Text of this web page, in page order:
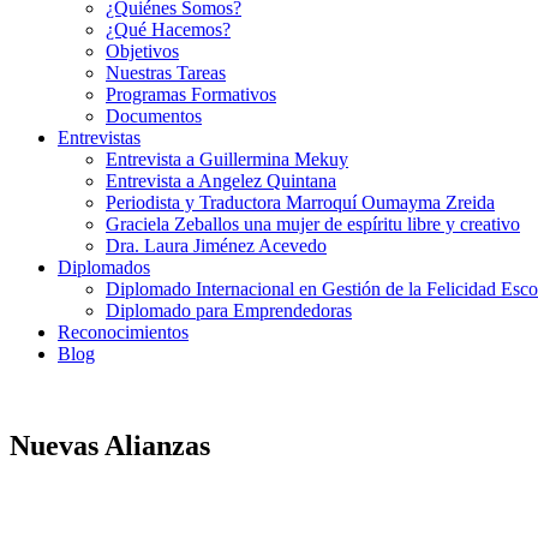
¿Quiénes Somos?
¿Qué Hacemos?
Objetivos
Nuestras Tareas
Programas Formativos
Documentos
Entrevistas
Entrevista a Guillermina Mekuy
Entrevista a Angelez Quintana
Periodista y Traductora Marroquí Oumayma Zreida
Graciela Zeballos una mujer de espíritu libre y creativo
Dra. Laura Jiménez Acevedo
Diplomados
Diplomado Internacional en Gestión de la Felicidad
Diplomado para Emprendedoras
Reconocimientos
Blog
Nuevas Alianzas